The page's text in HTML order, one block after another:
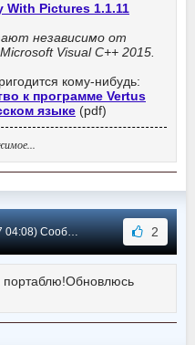
With Pictures 1.1.11
независимо от
Visual C++ 2015.
кому-нибудь:
к программе Vertus
языке (pdf)
Сообщение #35 2
портаблю!Обновлюсь